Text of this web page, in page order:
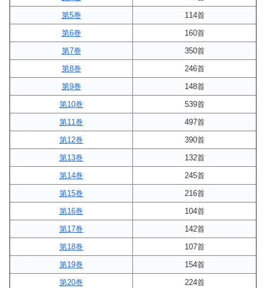
第5巻
114首
第6巻
160首
第7巻
350首
第8巻
246首
第9巻
148首
第10巻
539首
第11巻
497首
第12巻
390首
第13巻
132首
第14巻
245首
第15巻
216首
第16巻
104首
第17巻
142首
第18巻
107首
第19巻
154首
第20巻
224首